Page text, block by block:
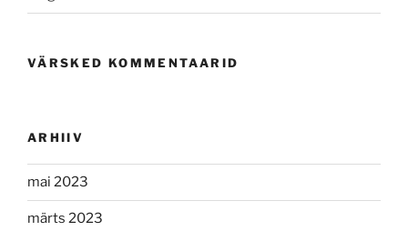
VÄRSKED KOMMENTAARID
ARHIIV
mai 2023
märts 2023